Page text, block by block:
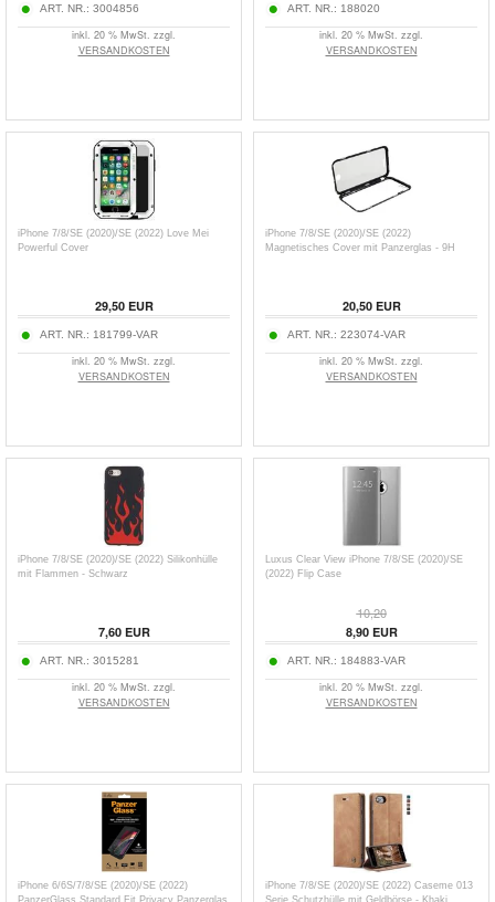
ART. NR.: 3004856
inkl. 20 % MwSt. zzgl.
VERSANDKOSTEN
ART. NR.: 188020
inkl. 20 % MwSt. zzgl.
VERSANDKOSTEN
iPhone 7/8/SE (2020)/SE (2022) Love Mei
Powerful Cover
29,50EUR
ART. NR.: 181799-VAR
inkl. 20 % MwSt. zzgl.
VERSANDKOSTEN
iPhone 7/8/SE (2020)/SE (2022)
Magnetisches Cover mit Panzerglas - 9H
20,50EUR
ART. NR.: 223074-VAR
inkl. 20 % MwSt. zzgl.
VERSANDKOSTEN
iPhone 7/8/SE (2020)/SE (2022) Silikonhülle
mit Flammen - Schwarz
7,60EUR
ART. NR.: 3015281
inkl. 20 % MwSt. zzgl.
VERSANDKOSTEN
Luxus Clear View iPhone 7/8/SE (2020)/SE
(2022) Flip Case
10,20
8,90EUR
ART. NR.: 184883-VAR
inkl. 20 % MwSt. zzgl.
VERSANDKOSTEN
iPhone 6/6S/7/8/SE (2020)/SE (2022)
PanzerGlass Standard Fit Privacy Panzerglas
iPhone 7/8/SE (2020)/SE (2022) Caseme 013
Serie Schutzhülle mit Geldbörse - Khaki